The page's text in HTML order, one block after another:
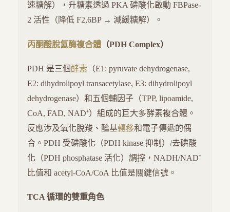
速糖解），升糖素透過 PKA 磷酸化啟動 FBPase-
2 活性（降低 F2,6BP → 減緩糖解）。
丙酮酸脫氫酶複合體 （PDH Complex）
PDH 是三個 酵素 （E1: pyruvate dehydrogenase,
E2: dihydrolipoyl transacetylase, E3: dihydrolipoyl
dehydrogenase）和五個輔因子（TPP, lipoamide,
CoA, FAD, NAD⁺）組成的巨大多酵素複合體。
反應涉及氧化脫羧、醯基轉移和電子傳遞的偶
合。PDH 受磷酸化（PDH kinase 抑制）/去磷酸
化（PDH phosphatase 活化）調控，NADH/NAD⁺
比值和 acetyl-CoA/CoA 比值是關鍵信號。
TCA 循環的雙重角色